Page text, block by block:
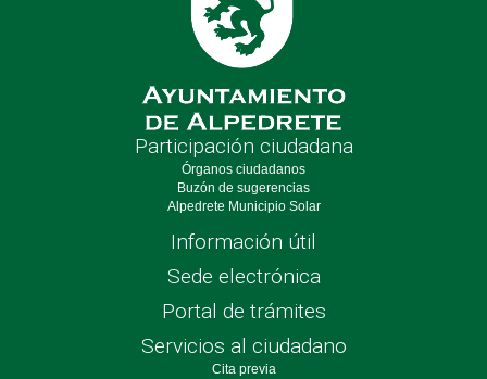
Participación ciudadana
Órganos ciudadanos
Buzón de sugerencias
Alpedrete Municipio Solar
Información útil
Sede electrónica
Portal de trámites
Servicios al ciudadano
Cita previa